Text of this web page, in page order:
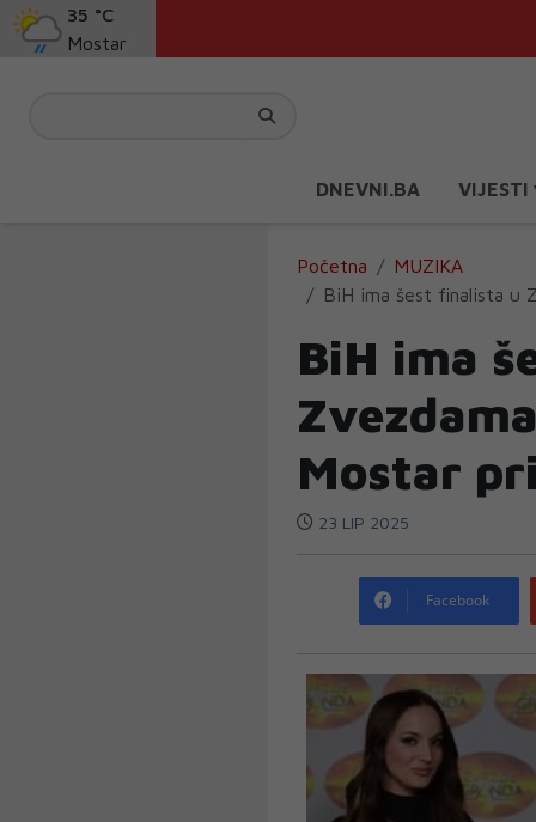
35 °C
Mostar
DNEVNI.BA VIJESTI
Početna
MUZIKA
BiH ima šest finalista u
BiH ima
Mostar
23 LIP 2025
Facebook